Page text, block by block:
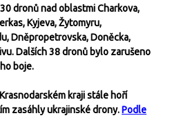
dronů nad oblastmi Charkova,
Kyjeva, Žytomyru,
Dněpropetrovska, Doněcka,
Dalších 38 dronů bylo zarušeno
boje.
kraji stále hoří
zasáhly ukrajinské drony.Podle